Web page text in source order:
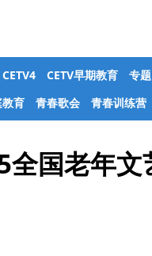
CETV4 CETV早期教育
专题
育 青春歌会 青春训练营
全国老年